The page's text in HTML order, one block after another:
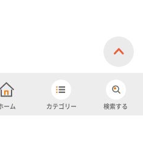
ーム カテゴリー 検索する